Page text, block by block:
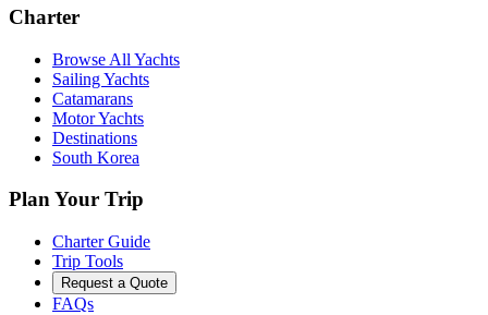
Charter
Browse All Yachts
Sailing Yachts
Catamarans
Motor Yachts
Destinations
South Korea
Plan Your Trip
Charter Guide
Trip Tools
Request a Quote
FAQs